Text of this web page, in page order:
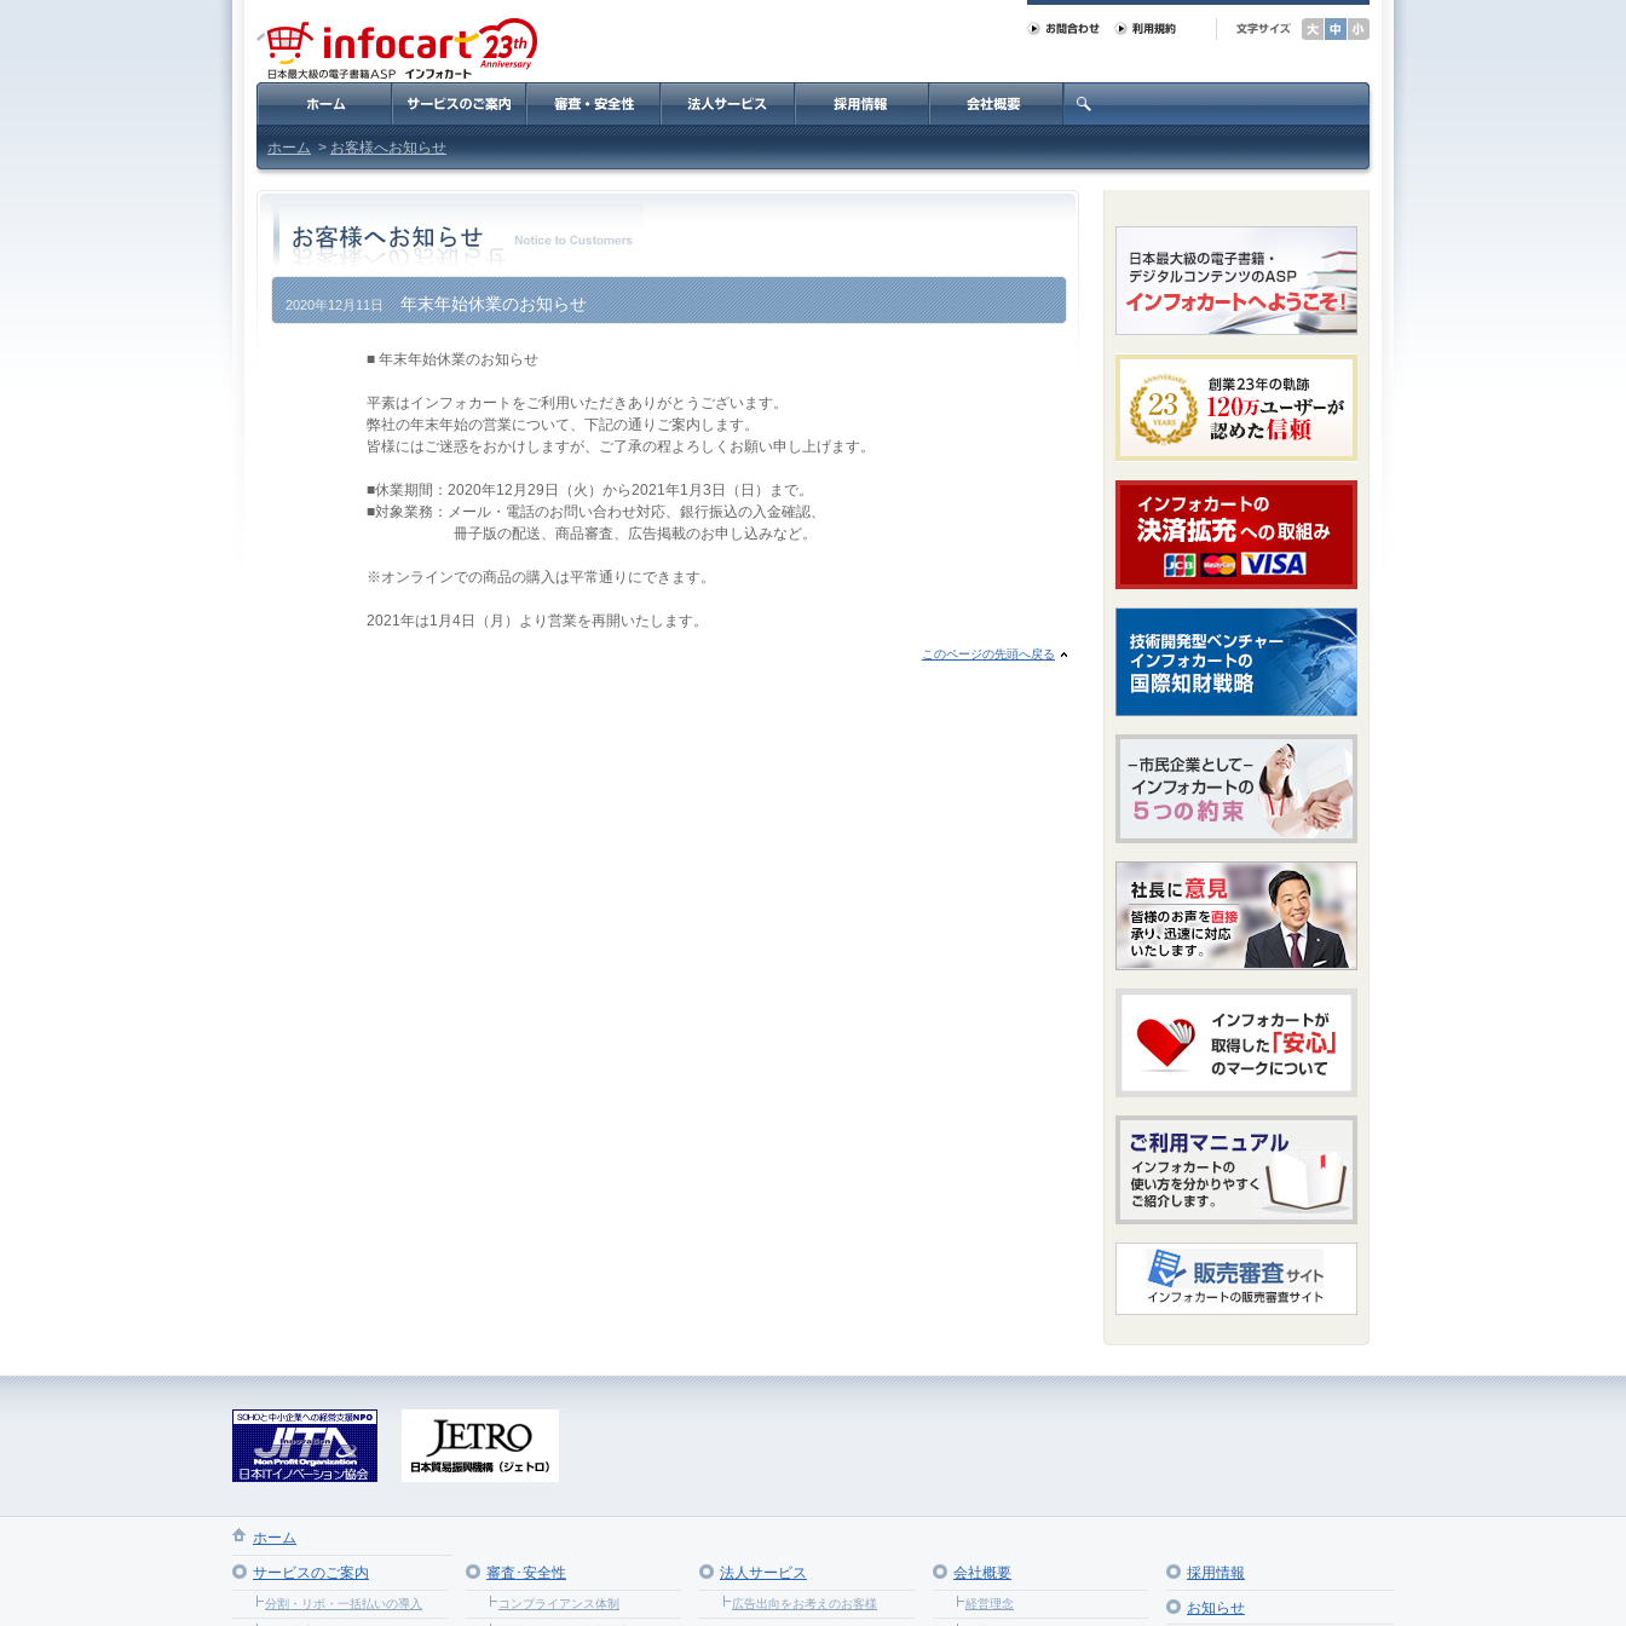
ホーム > お客様へお知らせ
2020年12月11日年末年始休業のお知らせ
■ 年末年始休業のお知らせ
平素はインフォカートをご利用いただきありがとうございます。
弊社の年末年始の営業について、下記の通りご案内します。
皆様にはご迷惑をおかけしますが、ご了承の程よろしくお願い申し上げます。
■休業期間：2020年12月29日（火）から2021年1月3日（日）まで。
■対象業務：メール・電話のお問い合わせ対応、銀行振込の入金確認、
冊子版の配送、商品審査、広告掲載のお申し込みなど。
※オンラインでの商品の購入は平常通りにできます。
2021年は1月4日（月）より営業を再開いたします。
このページの先頭へ戻る
ホーム
サービスのご案内
分割・リボ・一括払いの導入
審査･安全性
コンプライアンス体制
法人サービス
広告出向をお考えのお客様
会社概要
経営理念
採用情報
お知らせ